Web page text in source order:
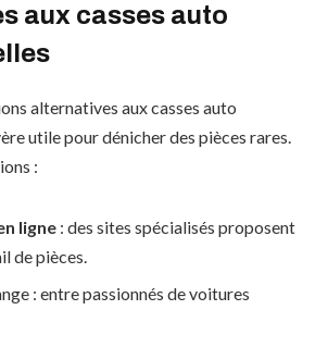
aux casses auto
alternatives aux casses auto
utile pour dénicher des pièces rares.
:
ligne : des sites spécialisés proposent
de pièces.
: entre passionnés de voitures